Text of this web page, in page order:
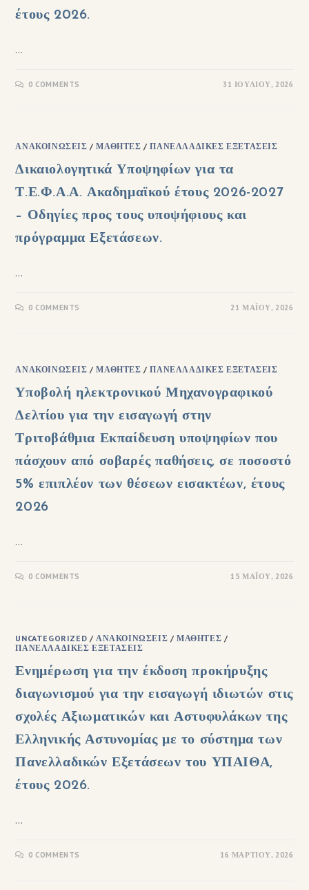
έτους 2026.
…
0 COMMENTS 31 ΙΟΥΛΊΟΥ, 2026
ΑΝΑΚΟΙΝΏΣΕΙΣ /ΜΑΘΗΤΈΣ /ΠΑΝΕΛΛΑΔΙΚΈΣ ΕΞΕΤΆΣΕΙΣ
Δικαιολογητικά Υποψηφίων για τα
Τ.Ε.Φ.Α.Α. Ακαδημαϊκού έτους 2026-2027
– Οδηγίες προς τους υποψήφιους και
πρόγραμμα Εξετάσεων.
…
0 COMMENTS 21 ΜΑΪ́ΟΥ, 2026
ΑΝΑΚΟΙΝΏΣΕΙΣ /ΜΑΘΗΤΈΣ /ΠΑΝΕΛΛΑΔΙΚΈΣ ΕΞΕΤΆΣΕΙΣ
Υποβολή ηλεκτρονικού Μηχανογραφικού
Δελτίου για την εισαγωγή στην
Τριτοβάθμια Εκπαίδευση υποψηφίων που
πάσχουν από σοβαρές παθήσεις, σε ποσοστό
5% επιπλέον των θέσεων εισακτέων, έτους
2026
…
0 COMMENTS 15 ΜΑΪ́ΟΥ, 2026
UNCATEGORIZED /ΑΝΑΚΟΙΝΏΣΕΙΣ /ΜΑΘΗΤΈΣ /
ΠΑΝΕΛΛΑΔΙΚΈΣ ΕΞΕΤΆΣΕΙΣ
Ενημέρωση για την έκδοση προκήρυξης
διαγωνισμού για την εισαγωγή ιδιωτών στις
σχολές Αξιωματικών και Αστυφυλάκων της
Ελληνικής Αστυνομίας με το σύστημα των
Πανελλαδικών Εξετάσεων του ΥΠΑΙΘΑ,
έτους 2026.
…
0 COMMENTS 16 ΜΑΡΤΊΟΥ, 2026